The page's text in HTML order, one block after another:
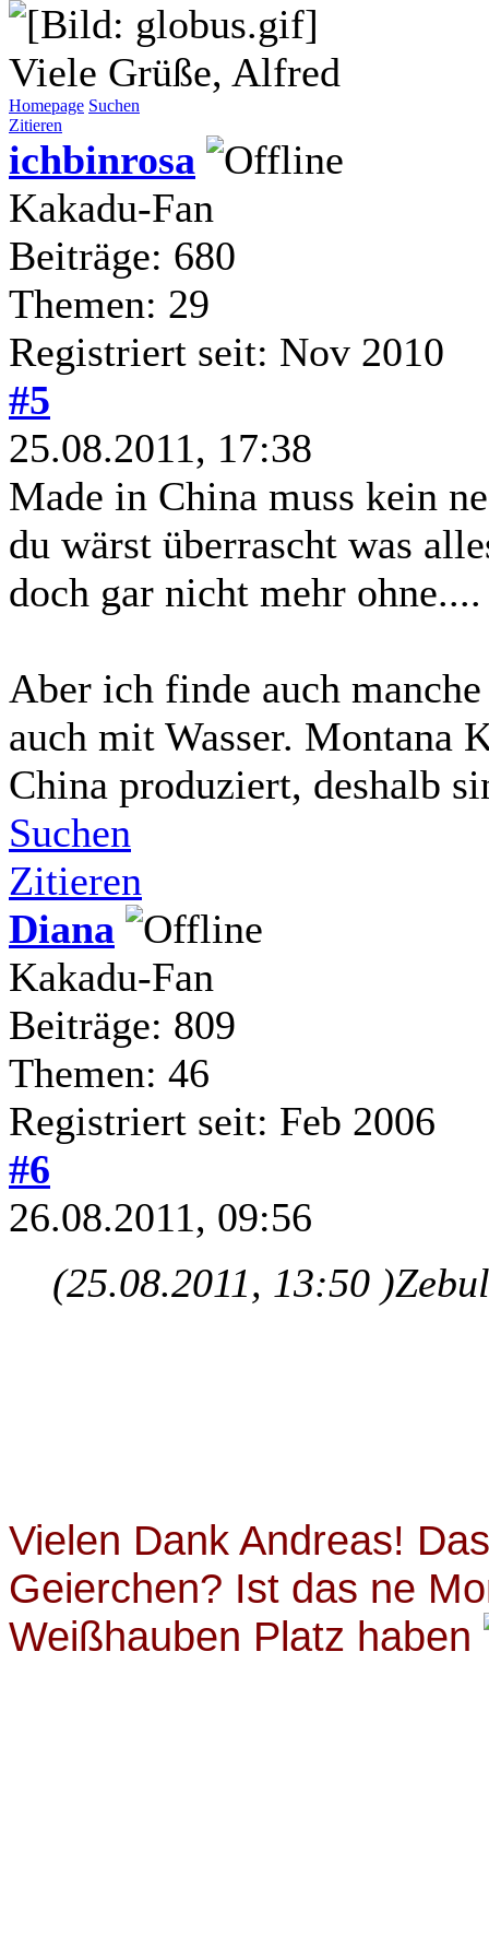
Viele Grüße, Alfred
Homepage Suchen
Zitieren
ichbinrosa
Kakadu-Fan
Beiträge: 680
Themen: 29
Registriert seit: Nov 2010
#5
25.08.2011, 17:38
Made in China muss kein
du wärst überrascht was
doch gar nicht mehr
Aber ich finde auch
auch mit Wasser. Montana
China produziert, deshalb
Suchen
Zitieren
Diana
Kakadu-Fan
Beiträge: 809
Themen: 46
Registriert seit: Feb 2006
#6
26.08.2011, 09:56
(25.08.2011, 13:50 )
Vielen Dank Andreas!
Geierchen? Ist das ne
Weißhauben Platz haben